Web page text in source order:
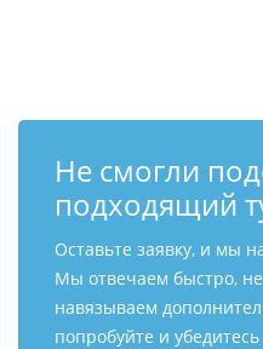
Не смогли
подходящий
Оставьте заявку, и мы
Мы отвечаем быстро,
навязываем
попробуйте и